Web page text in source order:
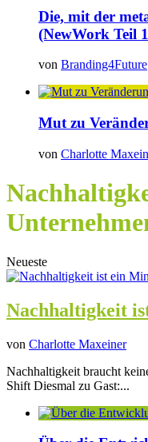
Die, mit der
(NewWork Teil
von Branding4Future
Mut zu
von Charlotte
Neueste
Nachhaltigkeit
von Charlotte Maxeiner
Nachhaltigkeit braucht
Shift Diesmal zu Gast:...